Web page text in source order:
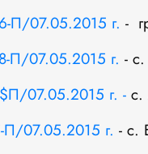
П/07.05.2015 г. -
П/07.05.2015 г. -
07.05.2015 г. - с.
07.05.2015 г. - с.